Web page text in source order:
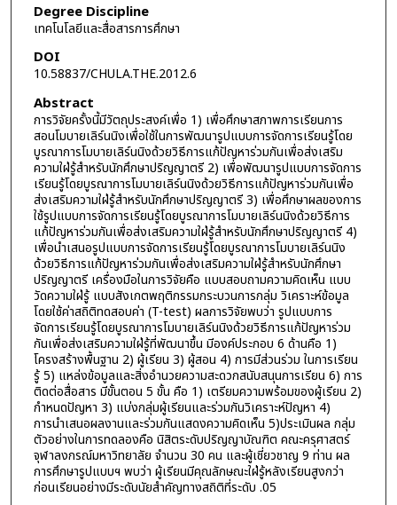
Degree Discipline
เทคโนโลยีและสื่อสารการศึกษา
DOI
10.58837/CHULA.THE.2012.6
Abstract
การวิจัยครั้งนี้มีวัตถุประสงค์เพื่อ 1) เพื่อศึกษาสภาพการเรียนการ
สอนโมบายเลิร์นนิงเพื่อใช้ในการพัฒนารูปแบบการจัดการเรียนรู้โดย
บูรณาการโมบายเลิร์นนิงด้วยวิธีการแก้ปัญหาร่วมกันเพื่อส่งเสริม
ความใฝ่รู้สำหรับนักศึกษาปริญญาตรี 2) เพื่อพัฒนารูปแบบการจัดการ
เรียนรู้โดยบูรณาการโมบายเลิร์นนิงด้วยวิธีการแก้ปัญหาร่วมกันเพื่อ
ส่งเสริมความใฝ่รู้สำหรับนักศึกษาปริญญาตรี 3) เพื่อศึกษาผลของการ
ใช้รูปแบบการจัดการเรียนรู้โดยบูรณาการโมบายเลิร์นนิงด้วยวิธีการ
แก้ปัญหาร่วมกันเพื่อส่งเสริมความใฝ่รู้สำหรับนักศึกษาปริญญาตรี 4)
เพื่อนำเสนอรูปแบบการจัดการเรียนรู้โดยบูรณาการโมบายเลิร์นนิง
ด้วยวิธีการแก้ปัญหาร่วมกันเพื่อส่งเสริมความใฝ่รู้สำหรับนักศึกษา
ปริญญาตรี เครื่องมือในการวิจัยคือ แบบสอบถามความคิดเห็น แบบ
วัดความใฝ่รู้ แบบสังเกตพฤติกรรมกระบวนการกลุ่ม วิเคราะห์ข้อมูล
โดยใช้ค่าสถิติทดสอบค่า (T-test) ผลการวิจัยพบว่า รูปแบบการ
จัดการเรียนรู้โดยบูรณาการโมบายเลิร์นนิงด้วยวิธีการแก้ปัญหาร่วม
กันเพื่อส่งเสริมความใฝ่รู้ที่พัฒนาขึ้น มีองค์ประกอบ 6 ด้านคือ 1)
โครงสร้างพื้นฐาน 2) ผู้เรียน 3) ผู้สอน 4) การมีส่วนร่วม ในการเรียน
รู้ 5) แหล่งข้อมูลและสิ่งอำนวยความสะดวกสนับสนุนการเรียน 6) การ
ติดต่อสื่อสาร มีขั้นตอน 5 ขั้น คือ 1) เตรียมความพร้อมของผู้เรียน 2)
กำหนดปัญหา 3) แบ่งกลุ่มผู้เรียนและร่วมกันวิเคราะห์ปัญหา 4)
การนำเสนอผลงานและร่วมกันแสดงความคิดเห็น 5)ประเมินผล กลุ่ม
ตัวอย่างในการทดลองคือ นิสิตระดับปริญญาบัณฑิต คณะครุศาสตร์
จุฬาลงกรณ์มหาวิทยาลัย จำนวน 30 คน และผู้เชี่ยวชาญ 9 ท่าน ผล
การศึกษารูปแบบฯ พบว่า ผู้เรียนมีคุณลักษณะใฝ่รู้หลังเรียนสูงกว่า
ก่อนเรียนอย่างมีระดับนัยสำคัญทางสถิติที่ระดับ .05